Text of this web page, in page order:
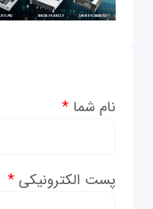
نام شما*
پست الکترونیکی*